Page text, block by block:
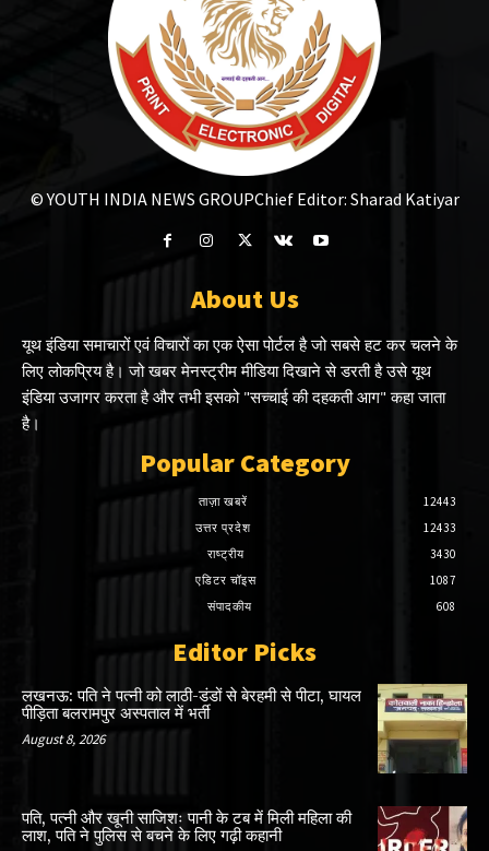
© YOUTH INDIA NEWS GROUPChief Editor: Sharad Katiyar
About Us
यूथ इंडिया समाचारों एवं विचारों का एक ऐसा पोर्टल है जो सबसे हट कर चलने के
लिए लोकप्रिय है। जो खबर मेनस्ट्रीम मीडिया दिखाने से डरती है उसे यूथ
इंडिया उजागर करता है और तभी इसको "सच्चाई की दहकती आग" कहा जाता
है।
Popular Category
ताज़ा खबरें
12443
उत्तर प्रदेश
12433
राष्ट्रीय
3430
एडिटर चॉइस
1087
संपादकीय
608
Editor Picks
लखनऊ: पति ने पत्नी को लाठी-डंडों से बेरहमी से पीटा, घायल
पीड़िता बलरामपुर अस्पताल में भर्ती
August 8, 2026
पति, पत्नी और खूनी साजिशः पानी के टब में मिली महिला की
लाश, पति ने पुलिस से बचने के लिए गढ़ी कहानी